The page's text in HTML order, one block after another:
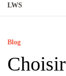
LWS
Blog